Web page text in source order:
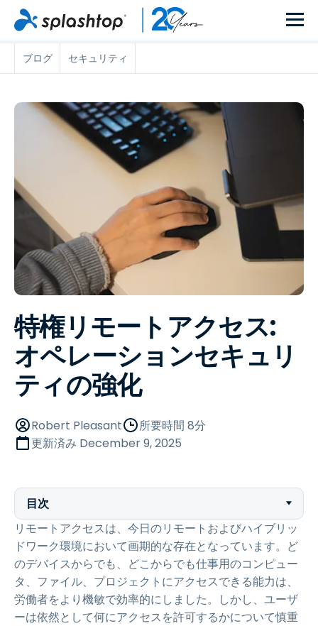
ブログ セキュリティ
特権リモートアクセス:
オペレーションセキュリ
ティの強化
Robert Pleasant
所要時間 8分
更新済み December 9, 2025
目次
リモートアクセスは、今日のリモートおよびハイブリッ
ドワーク環境において画期的な存在となっています。ど
のデバイスからでも、どこからでも仕事用のコンピュー
タ、ファイル、プロジェクトにアクセスできる能力は、
労働者をより機敏で効率的にしました。しかし、ユーザ
ーは依然として何にアクセスを許可するかについて慎重